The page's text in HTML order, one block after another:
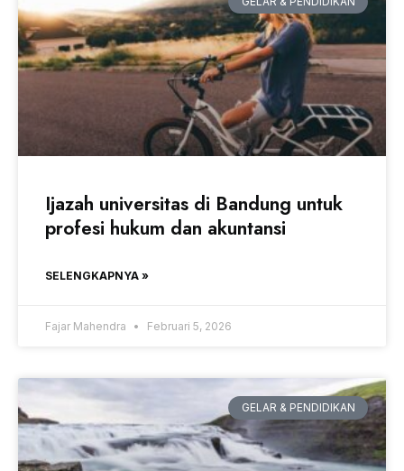
Ijazah universitas di Bandung untuk
profesi hukum dan akuntansi
SELENGKAPNYA »
Fajar Mahendra Februari 5, 2026
GELAR & PENDIDIKAN